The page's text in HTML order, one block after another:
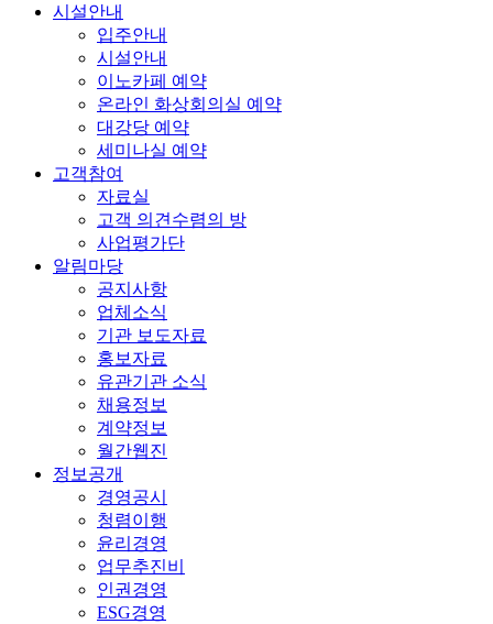
시설안내
입주안내
시설안내
이노카페 예약
온라인 화상회의실 예약
대강당 예약
세미나실 예약
고객참여
자료실
고객 의견수렴의 방
사업평가단
알림마당
공지사항
업체소식
기관 보도자료
홍보자료
유관기관 소식
채용정보
계약정보
월간웹진
정보공개
경영공시
청렴이행
윤리경영
업무추진비
인권경영
ESG경영